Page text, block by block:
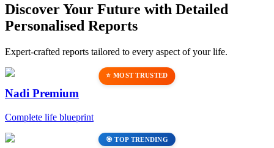
Discover Your Future with Detailed
Personalised Reports
Expert-crafted reports tailored to every aspect of your life.
⭐ MOST TRUSTED
Nadi Premium
Complete life blueprint
🎯 TOP TRENDING